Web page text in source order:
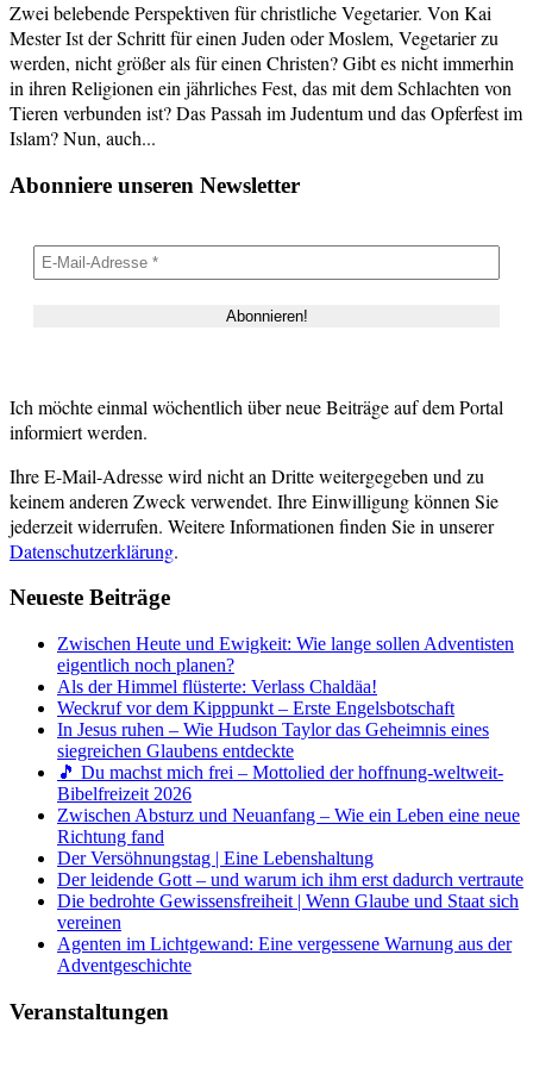
Zwei belebende Perspektiven für christliche Vegetarier. Von Kai
Mester Ist der Schritt für einen Juden oder Moslem, Vegetarier zu
werden, nicht größer als für einen Christen? Gibt es nicht immerhin
in ihren Religionen ein jährliches Fest, das mit dem Schlachten von
Tieren verbunden ist? Das Passah im Judentum und das Opferfest im
Islam? Nun, auch...
Abonniere unseren Newsletter
Ich möchte einmal wöchentlich über neue Beiträge auf dem Portal
informiert werden.
Ihre E-Mail-Adresse wird nicht an Dritte weitergegeben und zu
keinem anderen Zweck verwendet. Ihre Einwilligung können Sie
jederzeit widerrufen. Weitere Informationen finden Sie in unserer
Datenschutzerklärung.
Neueste Beiträge
Zwischen Heute und Ewigkeit: Wie lange sollen Adventisten
eigentlich noch planen?
Als der Himmel flüsterte: Verlass Chaldäa!
Weckruf vor dem Kipppunkt – Erste Engelsbotschaft
In Jesus ruhen – Wie Hudson Taylor das Geheimnis eines
siegreichen Glaubens entdeckte
🎵 Du machst mich frei – Mottolied der hoffnung-weltweit-
Bibelfreizeit 2026
Zwischen Absturz und Neuanfang – Wie ein Leben eine neue
Richtung fand
Der Versöhnungstag | Eine Lebenshaltung
Der leidende Gott – und warum ich ihm erst dadurch vertraute
Die bedrohte Gewissensfreiheit | Wenn Glaube und Staat sich
vereinen
Agenten im Lichtgewand: Eine vergessene Warnung aus der
Adventgeschichte
Veranstaltungen